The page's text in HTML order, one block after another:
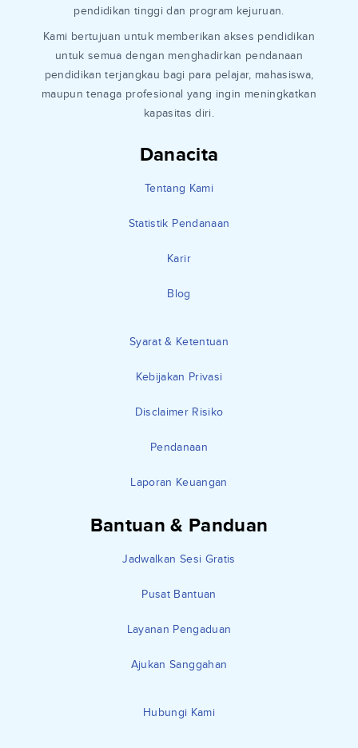
Danacita
Tentang Kami
Statistik Pendanaan
Karir
Blog
Syarat & Ketentuan
Kebijakan Privasi
Disclaimer Risiko
Pendanaan
Laporan Keuangan
Bantuan & Panduan
Jadwalkan Sesi Gratis
Pusat Bantuan
Layanan Pengaduan
Ajukan Sanggahan
Hubungi Kami
pendidikan tinggi dan program kejuruan.
Kami bertujuan untuk memberikan akses pendidikan
untuk semua dengan menghadirkan pendanaan
pendidikan terjangkau bagi para pelajar, mahasiswa,
maupun tenaga profesional yang ingin meningkatkan
kapasitas diri.